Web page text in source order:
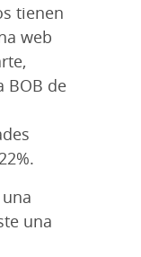
tienen
web
BOB de
una